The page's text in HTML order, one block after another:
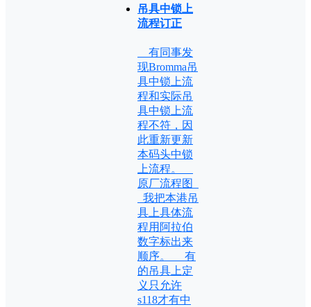
吊具中锁上
流程订正
有同事发
现Bromma吊
具中锁上流
程和实际吊
具中锁上流
程不符，因
此重新更新
本码头中锁
上流程。
原厂流程图
我把本港吊
具上具体流
程用阿拉伯
数字标出来
顺序。 有
的吊具上定
义只允许
s118才有中